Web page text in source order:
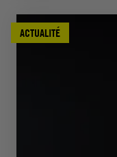
ACTUALITÉ